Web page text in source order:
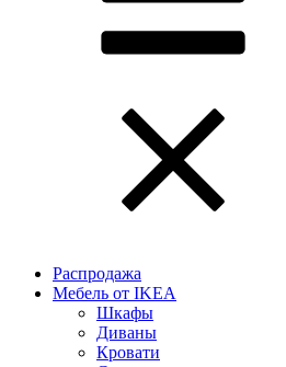
Распродажа
Мебель от IKEA
Шкафы
Диваны
Кровати